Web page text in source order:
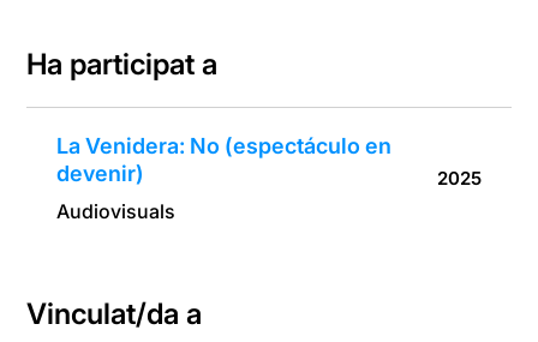
Ha participat a
La Venidera: No (espectáculo en
devenir)
Audiovisuals
2025
Vinculat/da a